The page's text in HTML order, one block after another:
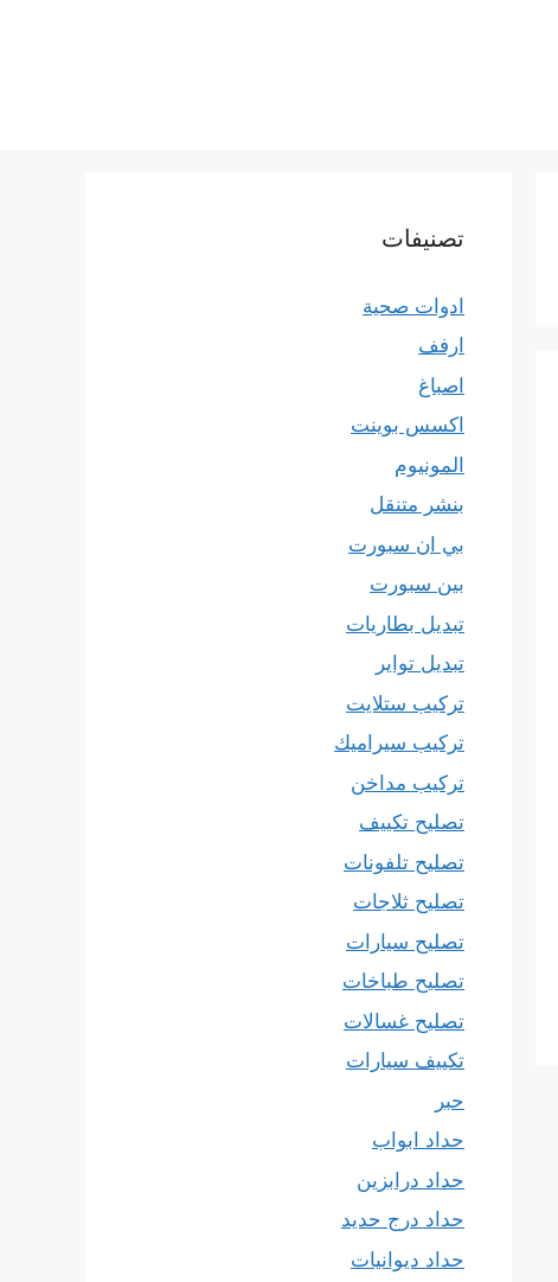
تصنيفات
ادوات صحية
ارفف
اصباغ
اكسس بوينت
المونيوم
بنشر متنقل
بي ان سبورت
بين سبورت
تبديل بطاريات
تبديل تواير
تركيب ستلايت
تركيب سيراميك
تركيب مداخن
تصليح تكييف
تصليح تلفونات
تصليح ثلاجات
تصليح سيارات
تصليح طباخات
تصليح غسالات
تكييف سيارات
حبر
حداد ابواب
حداد درابزين
حداد درج حديد
حداد ديوانيات